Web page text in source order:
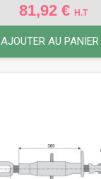
81,92 € H.T
AJOUTER AU PANIER